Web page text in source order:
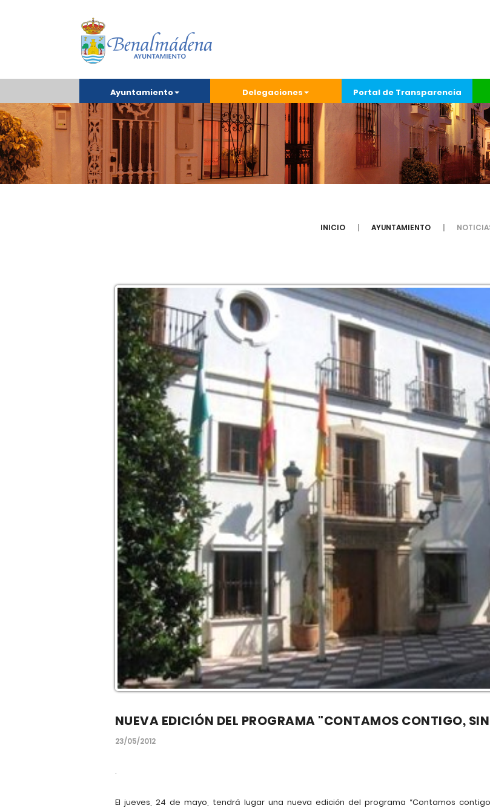
Ayuntamiento Delegaciones Portal de Transparencia
INICIO AYUNTAMIENTO
NUEVA EDICIÓN DEL PROGRAMA "CONTAMOS CONTIGO,
23/05/2012
.
El jueves, 24 de mayo, tendrá lugar una nueva edición del programa “Contamos